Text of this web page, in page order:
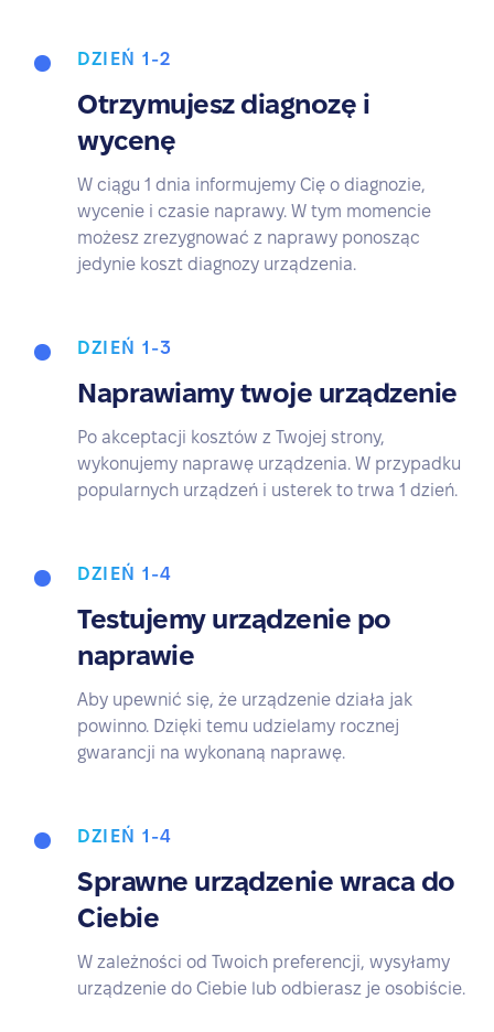
DZIEŃ 1-2
Otrzymujesz diagnozę i
wycenę
W ciągu 1 dnia informujemy Cię o diagnozie,
wycenie i czasie naprawy. W tym momencie
możesz zrezygnować z naprawy ponosząc
jedynie koszt diagnozy urządzenia.
DZIEŃ 1-3
Naprawiamy twoje urządzenie
Po akceptacji kosztów z Twojej strony,
wykonujemy naprawę urządzenia. W przypadku
popularnych urządzeń i usterek to trwa 1 dzień.
DZIEŃ 1-4
Testujemy urządzenie po
naprawie
Aby upewnić się, że urządzenie działa jak
powinno. Dzięki temu udzielamy rocznej
gwarancji na wykonaną naprawę.
DZIEŃ 1-4
Sprawne urządzenie wraca do
Ciebie
W zależności od Twoich preferencji, wysyłamy
urządzenie do Ciebie lub odbierasz je osobiście.